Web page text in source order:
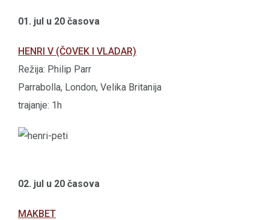
01. jul u 20 časova
HENRI V (ČOVEK I VLADAR)
Režija: Philip Parr
Parrabolla, London, Velika Britanija
trajanje: 1h
02. jul u 20 časova
MAKBET